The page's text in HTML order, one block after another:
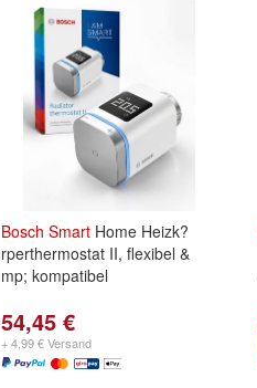
Bosch Smart Home Heizk?
rperthermostat II, flexibel &
mp; kompatibel
54,45 €
+ 4,99 € Versand